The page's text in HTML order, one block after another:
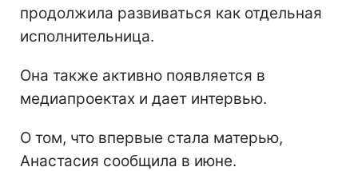
продолжила развиваться как отдельная
исполнительница.
Она также активно появляется в
медиапроектах и дает интервью.
О том, что впервые стала матерью,
Анастасия сообщила в июне.